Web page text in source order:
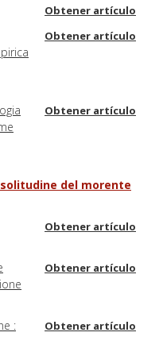
Obtener artículo
Obtener artículo
Obtener artículo
del morente
Obtener artículo
Obtener artículo
:
Obtener artículo